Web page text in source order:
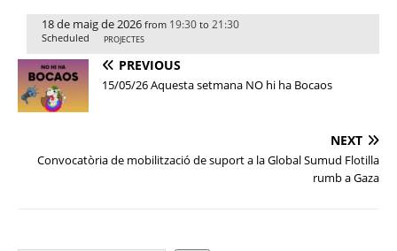
18 de maig de 2026 from 19:30 to 21:30
Scheduled PROJECTES
PREVIOUS
15/05/26 Aquesta setmana NO hi ha Bocaos
NEXT
Convocatòria de mobilització de suport a la Global Sumud Flotilla
rumb a Gaza